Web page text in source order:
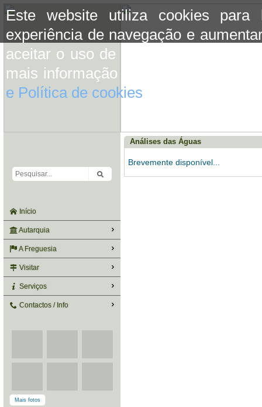
Este website utiliza cookies para
experiência de navegação e
aceitar o uso de cookies basta
mais informação consulte a
e Política de cookies
Início
Autarquia
A Freguesia
Visitar
Serviços
Contactos / Info
Mais fotos
Análises das Águas
Brevemente disponível...